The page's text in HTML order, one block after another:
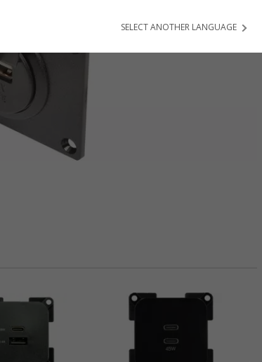
SELECT ANOTHER LANGUAGE